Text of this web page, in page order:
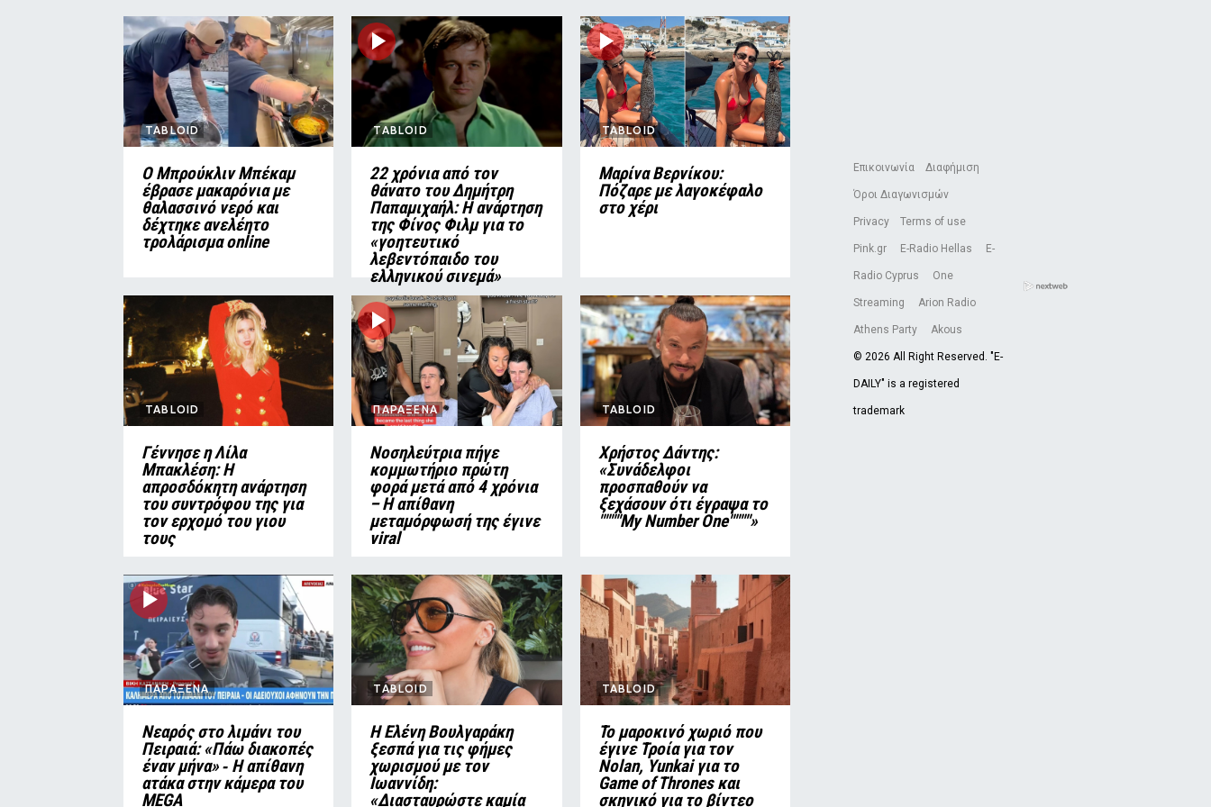
TABLOID
Ο Μπρούκλιν Μπέκαμ
έβρασε μακαρόνια με
θαλασσινό νερό και
δέχτηκε ανελέητο
τρολάρισμα online
TABLOID
22 χρόνια από τον
θάνατο του Δημήτρη
Παπαμιχαήλ: Η ανάρτηση
της Φίνος Φιλμ για το
«γοητευτικό
λεβεντόπαιδο του
ελληνικού σινεμά»
TABLOID
Μαρίνα Βερνίκου:
Πόζαρε με λαγοκέφαλο
στο χέρι
TABLOID
Γέννησε η Λίλα
Μπακλέση: Η
απροσδόκητη ανάρτηση
του συντρόφου της για
τον ερχομό του γιου
τους
ΠΑΡΑΞΕΝΑ
Νοσηλεύτρια πήγε
κομμωτήριο πρώτη
φορά μετά από 4 χρόνια
– Η απίθανη
μεταμόρφωσή της έγινε
viral
TABLOID
Χρήστος Δάντης:
«Συνάδελφοι
προσπαθούν να
ξεχάσουν ότι έγραψα το
""""My Number One""""»
ΠΑΡΑΞΕΝΑ
Νεαρός στο λιμάνι του
Πειραιά: «Πάω διακοπές
έναν μήνα» ‑ Η απίθανη
ατάκα στην κάμερα του
MEGA
TABLOID
Η Ελένη Βουλγαράκη
ξεσπά για τις φήμες
χωρισμού με τον
Ιωαννίδη:
«Διασταυρώστε καμία
TABLOID
Το μαροκινό χωριό που
έγινε Τροία για τον
Nolan, Yunkai για το
Game of Thrones και
σκηνικό για το βίντεο
Επικοινωνία Διαφήμιση
Όροι Διαγωνισμών
Privacy Terms of use
Pink.gr E-Radio Hellas E-
Radio Cyprus One
Streaming Arion Radio
Athens Party Akous
© 2026 All Right Reserved. "E-
DAILY" is a registered
trademark